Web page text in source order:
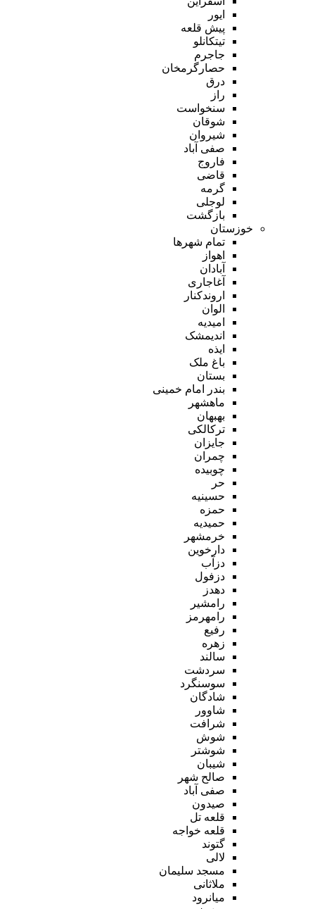
ایور
پیش قلعه
تیتکانلو
جاجرم
حصارگرمخان
درق
راز
سنخواست
شوقان
شیروان
صفی آباد
فاروج
قاضی
گرمه
لوجلی
بازگشت
خوزستان
تمام شهر‌ها
اهواز
آبادان
آغاجاری
اروندکنار
الوان
امیدیه
اندیمشک
ایذه
باغ ملک
بستان
بندر امام خمینی
ماهشهر
بهبهان
ترکالکی
جایزان
چمران
چوبیده
حر
حسینیه
حمزه
حمیدیه
خرمشهر
دارخوین
دزآب
دزفول
دهدز
رامشیر
رامهرمز
رفیع
زهره
سالند
سردشت
سوسنگرد
شادگان
شاوور
شرافت
شوش
شوشتر
شیبان
صالح شهر
صفی آباد
صیدون
قلعه تل
قلعه خواجه
گتوند
لالی
مسجد سلیمان
ملاثانی
میانرود